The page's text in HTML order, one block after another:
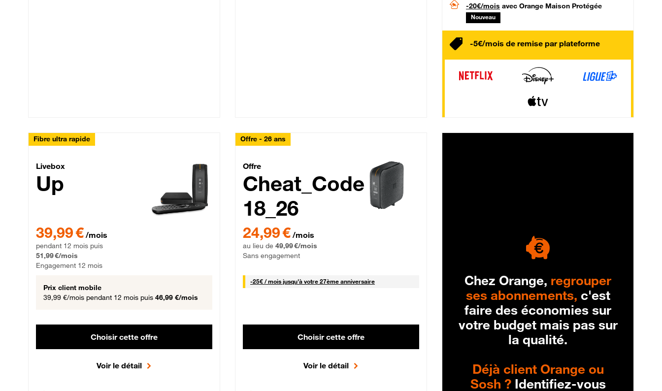
-20€/mois avec Orange Maison Protégée
Nouveau
-5€/mois de remise par plateforme
Fibre ultra rapide
Livebox Up Fibre
Livebox
Up
39,99 € /mois
pendant 12 mois puis
51,99 €/mois
Engagement 12 mois
Prix client mobile
39,99 €/mois pendant 12 mois puis 46,99 €/mois
Choisir cette offre
Voir le détail
Offre - 26 ans
Cheat_Code Fibre_18_26
Offre
Cheat_Code
18_26
24,99 € /mois
au lieu de 49,99 €/mois
Sans engagement
-25€ / mois25 € par mois
jusqu'à votre 27ème anniversaire
Choisir cette offre
Voir le détail
Chez Orange, regrouper
ses abonnements, c'est
faire des économies sur
votre budget mais pas sur
la qualité.
Déjà client Orange ou
Sosh ?Identifiez-vous